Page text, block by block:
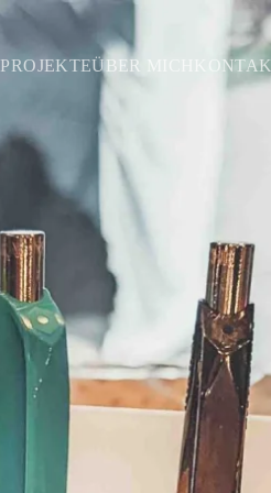
PROJEKTEÜBER MICH